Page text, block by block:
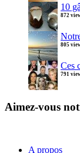
10
872
805
Ces
791
Aimez-vous
A propos